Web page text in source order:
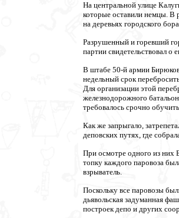
На центральной улице
которые оставили немцы. В
на деревьях городского
Разрушенный и горевший
партии свидетельствовал о
В штабе 50-й армии
недельный срок
Для организации этой
железнодорожного
требовалось срочно
Как же запрыгало,
деповских путях, где
При осмотре одного из них
топку каждого паровоза
взрыватель.
Поскольку все паровозы
дьявольская задуманная
построек депо и других